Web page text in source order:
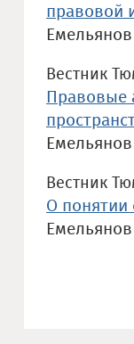
правовой
Вестник
Правовые
Вестник
О понятии